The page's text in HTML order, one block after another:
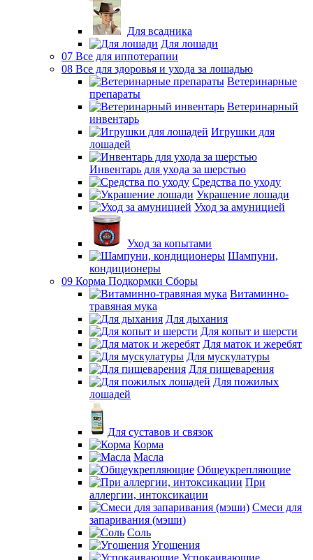
Для всадника
Для лошади
07 Все для иппотерапии
08 Все для здоровья и ухода за лошадью
Ветеринарные
препараты
Ветеринарный
инвентарь
Игрушки для
лошадей
Инвентарь для ухода за шерстью
Средства по уходу
Украшение лошади
Уход за амуницией
Уход за копытами
Шампуни,
кондиционеры
09 Корма Подкормки Сборы
Витаминно-
травяная мука
Для дыхания
Для копыт и шерсти
Для маток и жеребят
Для мускулатуры
Для пищеварения
Для пожилых
лошадей
Для суставов и связок
Корма
Масла
Общеукрепляющие
При
аллергии, интоксикации
Смеси для
запаривания (мэши)
Соль
Угощения
Успокаивающие